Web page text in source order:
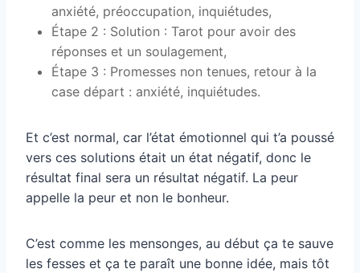
anxiété, préoccupation, inquiétudes,
Étape 2 : Solution : Tarot pour avoir des
réponses et un soulagement,
Étape 3 : Promesses non tenues, retour à la
case départ : anxiété, inquiétudes.
Et c’est normal, car l’état émotionnel qui t’a poussé
vers ces solutions était un état négatif, donc le
résultat final sera un résultat négatif. La peur
appelle la peur et non le bonheur.
C’est comme les mensonges, au début ça te sauve
les fesses et ça te paraît une bonne idée, mais tôt